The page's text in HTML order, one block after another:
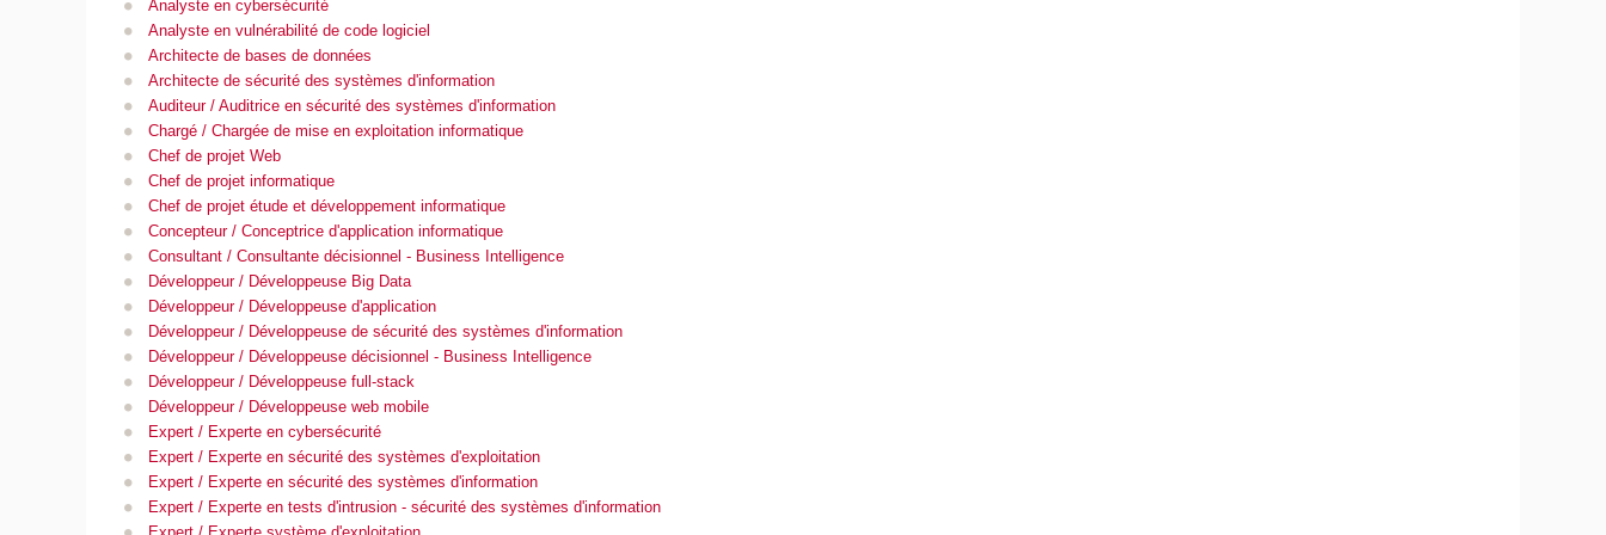
Analyste en cybersécurité
Analyste en vulnérabilité de code logiciel
Architecte de bases de données
Architecte de sécurité des systèmes d'information
Auditeur / Auditrice en sécurité des systèmes d'information
Chargé / Chargée de mise en exploitation informatique
Chef de projet Web
Chef de projet informatique
Chef de projet étude et développement informatique
Concepteur / Conceptrice d'application informatique
Consultant / Consultante décisionnel - Business Intelligence
Développeur / Développeuse Big Data
Développeur / Développeuse d'application
Développeur / Développeuse de sécurité des systèmes d'information
Développeur / Développeuse décisionnel - Business Intelligence
Développeur / Développeuse full-stack
Développeur / Développeuse web mobile
Expert / Experte en cybersécurité
Expert / Experte en sécurité des systèmes d'exploitation
Expert / Experte en sécurité des systèmes d'information
Expert / Experte en tests d'intrusion - sécurité des systèmes d'information